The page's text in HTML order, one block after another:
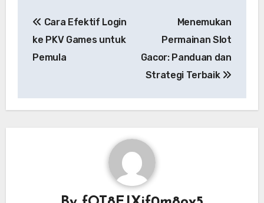
navigation
Cara Efektif Login
ke PKV Games untuk
Pemula
Menemukan
Permainan Slot
Gacor: Panduan dan
Strategi Terbaik